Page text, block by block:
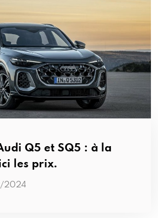
Q5 et SQ5 : à la
les prix.
2024